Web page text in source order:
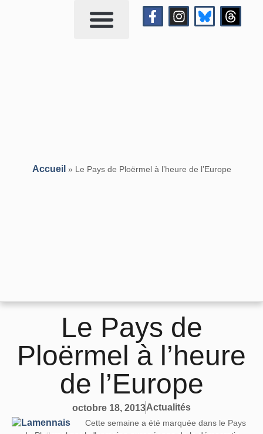
Accueil » Le Pays de Ploërmel à l’heure de l’Europe
Le Pays de
Ploërmel à l’heure
de l’Europe
octobre 18, 2013Actualités
Cette semaine a été marquée dans le Pays